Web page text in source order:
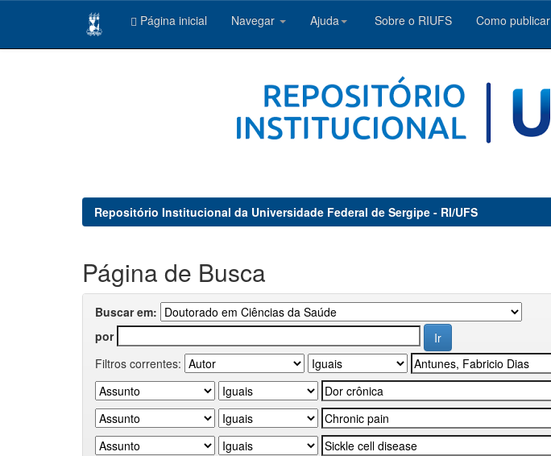
Página inicial Navegar Ajuda Sobre o RIUFS Como publicar
Repositório Institucional da Universidade Federal de Sergipe - RI/UFS
Página de Busca
Buscar em:
por
Filtros correntes: